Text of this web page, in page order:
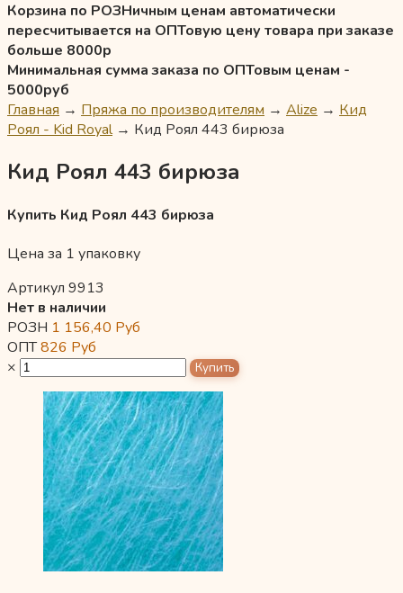
Корзина по РОЗНичным ценам автоматически
пересчитывается на ОПТовую цену товара при заказе
больше 8000р
Минимальная сумма заказа по ОПТовым ценам -
5000руб
Главная → Пряжа по производителям → Alize → Кид
Роял - Kid Royal → Кид Роял 443 бирюза
Кид Роял 443 бирюза
Купить Кид Роял 443 бирюза
Цена за 1 упаковку
Артикул 9913
Нет в наличии
РОЗН 1 156,40 Руб
ОПТ826 Руб
×